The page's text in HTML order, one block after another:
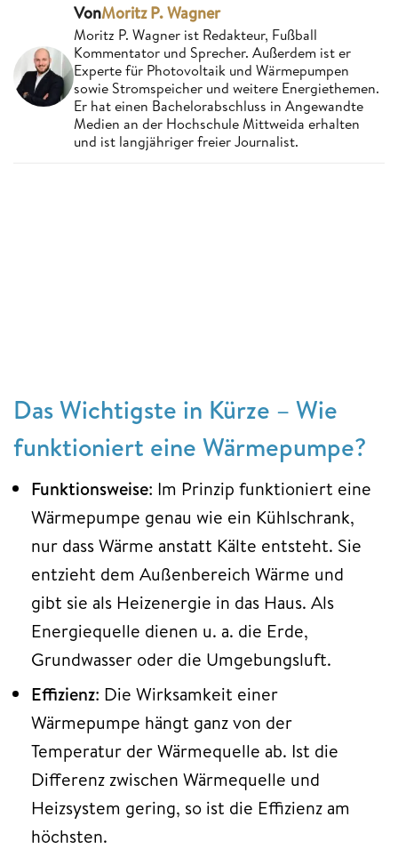
VonMoritz P. Wagner
Moritz P. Wagner ist Redakteur, Fußball
Kommentator und Sprecher. Außerdem ist er
Experte für Photovoltaik und Wärmepumpen
sowie Stromspeicher und weitere Energiethemen.
Er hat einen Bachelorabschluss in Angewandte
Medien an der Hochschule Mittweida erhalten
und ist langjähriger freier Journalist.
Das Wichtigste in Kürze – Wie
funktioniert eine Wärmepumpe?
Funktionsweise: Im Prinzip funktioniert eine
Wärmepumpe genau wie ein Kühlschrank,
nur dass Wärme anstatt Kälte entsteht. Sie
entzieht dem Außenbereich Wärme und
gibt sie als Heizenergie in das Haus. Als
Energiequelle dienen u. a. die Erde,
Grundwasser oder die Umgebungsluft.
Effizienz: Die Wirksamkeit einer
Wärmepumpe hängt ganz von der
Temperatur der Wärmequelle ab. Ist die
Differenz zwischen Wärmequelle und
Heizsystem gering, so ist die Effizienz am
höchsten.